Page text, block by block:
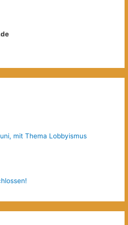
mit Thema Lobbyismus